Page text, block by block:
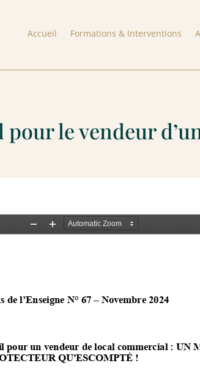
Accueil Formations & Interventions
pour le vendeur